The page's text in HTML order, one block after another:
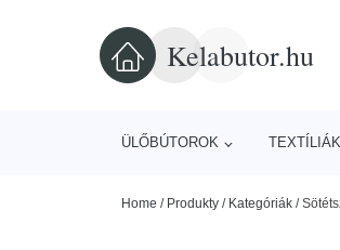
Kelabutor.hu
ÜLŐBÚTOROK TEXTÍLIÁK
Home / Produkty / Kategóriák /